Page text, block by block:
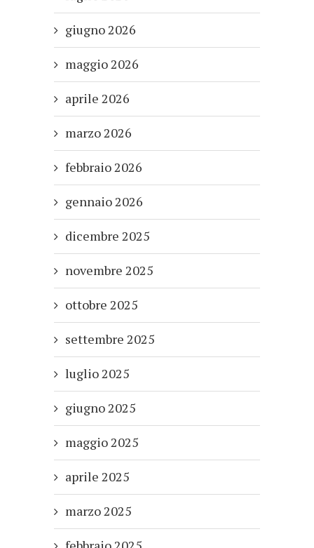
giugno 2026
maggio 2026
aprile 2026
marzo 2026
febbraio 2026
gennaio 2026
dicembre 2025
novembre 2025
ottobre 2025
settembre 2025
luglio 2025
giugno 2025
maggio 2025
aprile 2025
marzo 2025